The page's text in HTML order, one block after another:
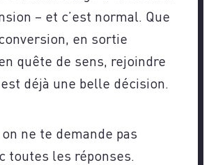
– et c’est normal. Que
en sortie
quête de sens, rejoindre
déjà une belle décision.
on ne te demande pas
toutes les réponses.